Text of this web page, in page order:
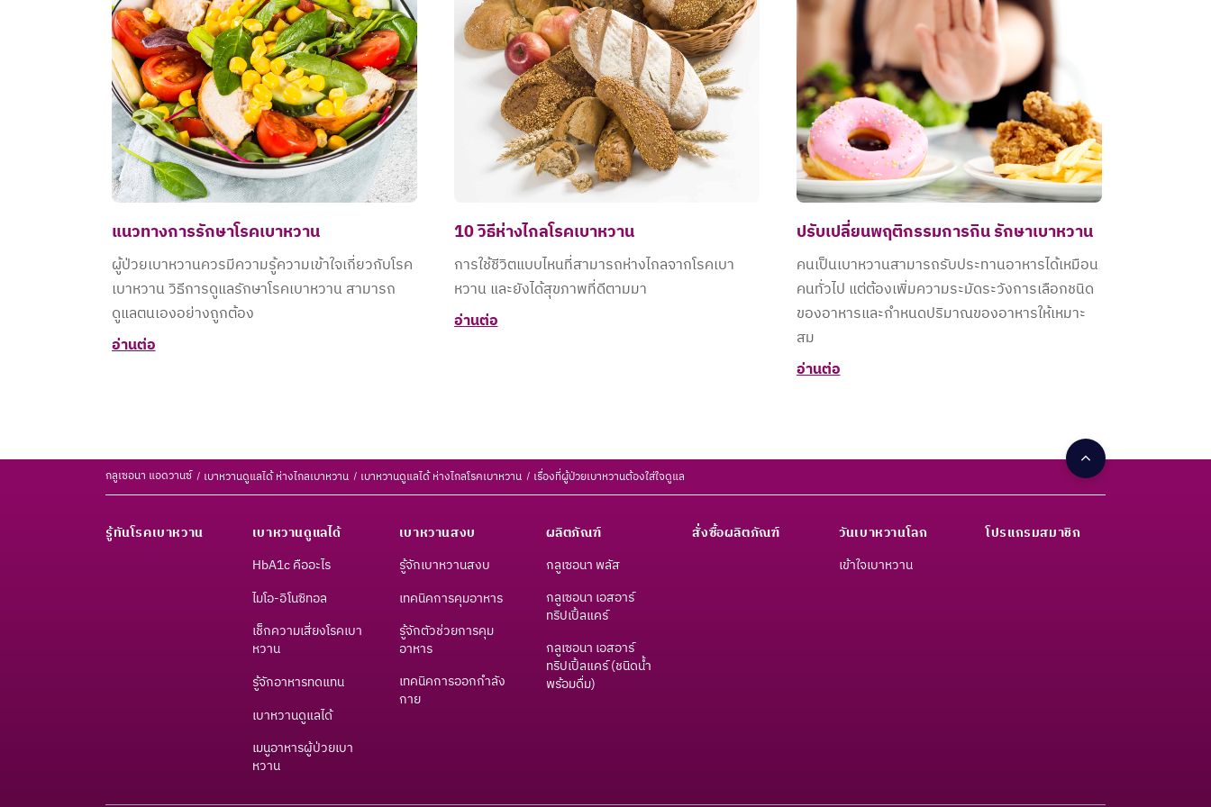
แนวทางการรักษาโรคเบาหวาน
ผู้ป่วยเบาหวานควรมีความรู้ความเข้าใจเกี่ยวกับโรค
เบาหวาน วิธีการดูแลรักษาโรคเบาหวาน สามารถ
ดูแลตนเองอย่างถูกต้อง
อ่านต่อ
10 วิธีห่างไกลโรคเบาหวาน
การใช้ชีวิตแบบไหนที่สามารถห่างไกลจากโรคเบา
หวาน และยังได้สุขภาพที่ดีตามมา
อ่านต่อ
ปรับเปลี่ยนพฤติกรรมการกิน รักษาเบาหวาน
คนเป็นเบาหวานสามารถรับประทานอาหารได้เหมือน
คนทั่วไป แต่ต้องเพิ่มความระมัดระวังการเลือกชนิด
ของอาหารและกำหนดปริมาณของอาหารให้เหมาะ
สม
อ่านต่อ
กลูเซอนา แอดวานซ์ เบาหวานดูแลได้ ห่างไกลเบาหวาน เบาหวานดูแลได้ ห่างไกลโรคเบาหวาน เรื่องที่ผู้ป่วยเบาหวานต้องใส่ใจดูแล
รู้ทันโรคเบาหวาน
เบาหวานดูแลได้
HbA1c คืออะไร
ไมโอ-อิโนซิทอล
เช็กความเสี่ยงโรคเบา
หวาน​
รู้จักอาหารทดแทน
เบาหวานดูแลได้
เมนูอาหารผู้ป่วยเบา
หวาน
เบาหวานสงบ
รู้จักเบาหวานสงบ
เทคนิคการคุมอาหาร
รู้จักตัวช่วยการคุม
อาหาร
เทคนิคการออกกำลัง
กาย
ผลิตภัณฑ์
กลูเซอนา พลัส
กลูเซอนา เอสอาร์
ทริปเปิ้ลแคร์
กลูเซอนา เอสอาร์
ทริปเปิ้ลแคร์ (ชนิดน้ำ
พร้อมดื่ม)
สั่งซื้อผลิตภัณฑ์
วันเบาหวานโลก
เข้าใจเบาหวาน
โปรแกรมสมาชิก